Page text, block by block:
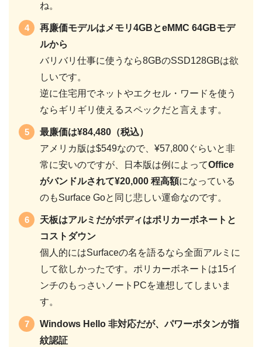
ね。
再廉価モデルはメモリ4GBとeMMC 64GBモデ
ルから
バリバリ仕事に使うなら8GBのSSD128GBは欲
しいです。
逆に住宅用でネットやエクセル・ワードを使う
ならギリギリ使えるスペックだと言えます。
最廉価は¥84,480（税込）
アメリカ版は$549なので、¥57,800ぐらいと非
常に安いのですが、日本版は例によってOffice
がバンドルされて¥20,000 程高額になっている
のもSurface Goと同じ悲しい運命なのです。
天板はアルミだがボディはポリカーボネートと
コストダウン
個人的にはSurfaceの名を語るなら全面アルミに
して欲しかったです。ポリカーボネートは15イ
ンチのもっさいノートPCを連想してしまいま
す。
Windows Hello 非対応だが、パワーボタンが指
紋認証